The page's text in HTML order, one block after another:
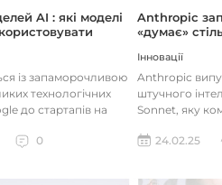
AI : які моделі
із запаморочливою
технологічних
до стартапів на
0
Anthropic
«думає»
Інновації
Anthropic
штучного
Sonnet, яку
24.02.25